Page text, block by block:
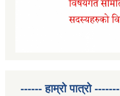
------ हाम्रो पात्रो -------